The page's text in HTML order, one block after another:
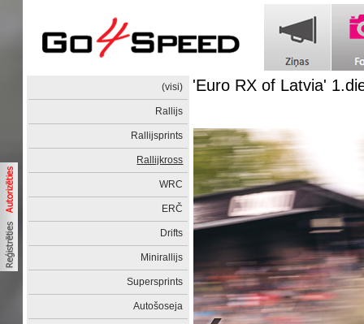
(visi)
Rallijs
Rallijsprints
Rallijkross
WRC
ERČ
Drifts
Minirallijs
Supersprints
Autošoseja
'Euro RX of Latvia'